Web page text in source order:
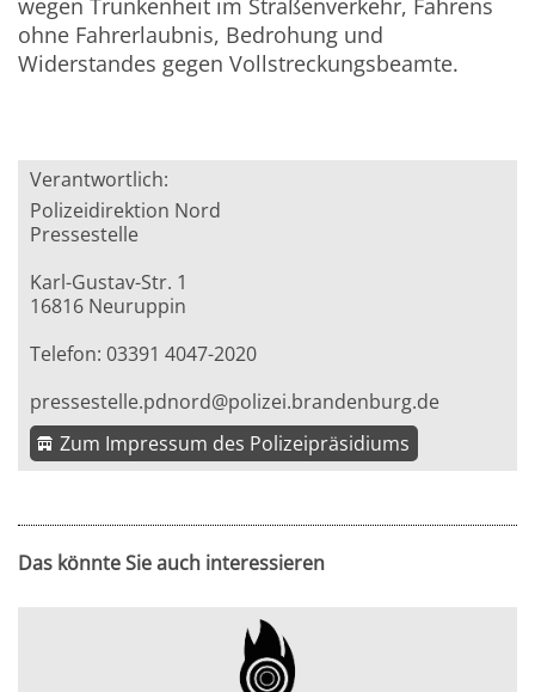
wegen Trunkenheit im Straßenverkehr, Fahrens
ohne Fahrerlaubnis, Bedrohung und
Widerstandes gegen Vollstreckungsbeamte.
Verantwortlich:
Polizeidirektion Nord
Pressestelle
Karl-Gustav-Str. 1
16816 Neuruppin
Telefon: 03391 4047-2020
pressestelle.pdnord@polizei.brandenburg.de
Zum Impressum des Polizeipräsidiums
Das könnte Sie auch interessieren